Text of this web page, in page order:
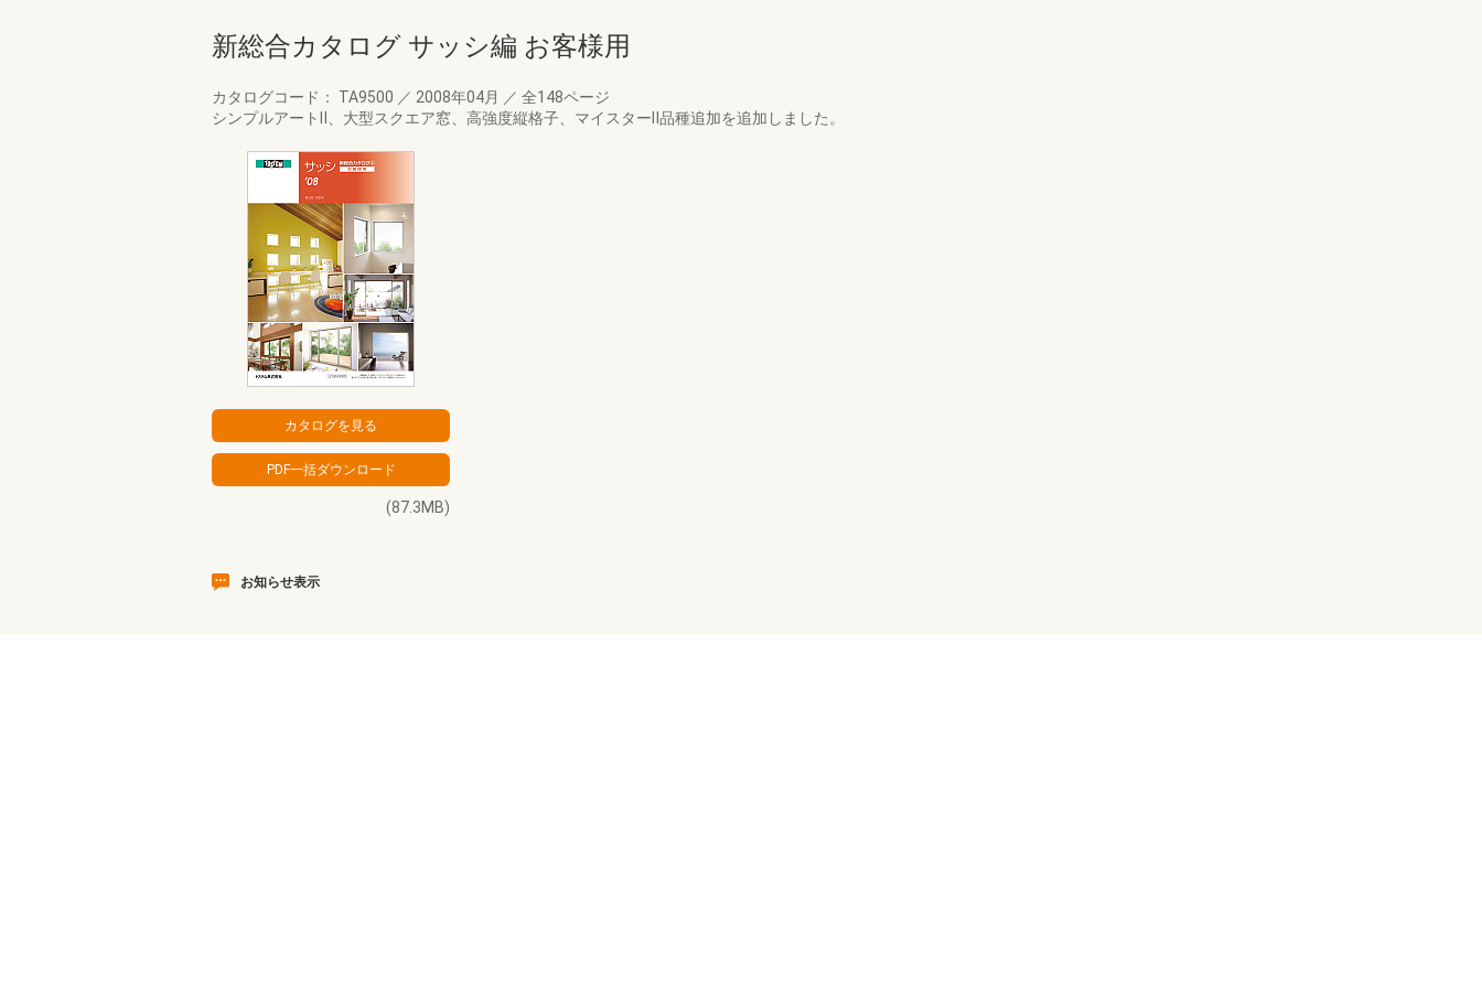
新総合カタログ サッシ編 お客様用
カタログコード： TA9500 ／ 2008年04月 ／ 全148ページ
シンプルアートⅡ、大型スクエア窓、高強度縦格子、マイスターⅡ品種追加を追加しました。
(87.3MB)
お知らせ表示